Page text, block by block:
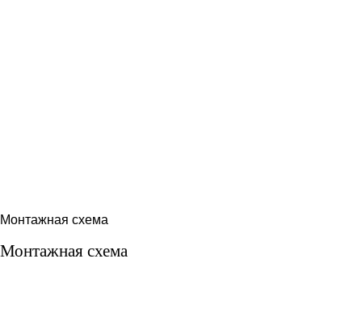
Монтажная схема
Монтажная схема